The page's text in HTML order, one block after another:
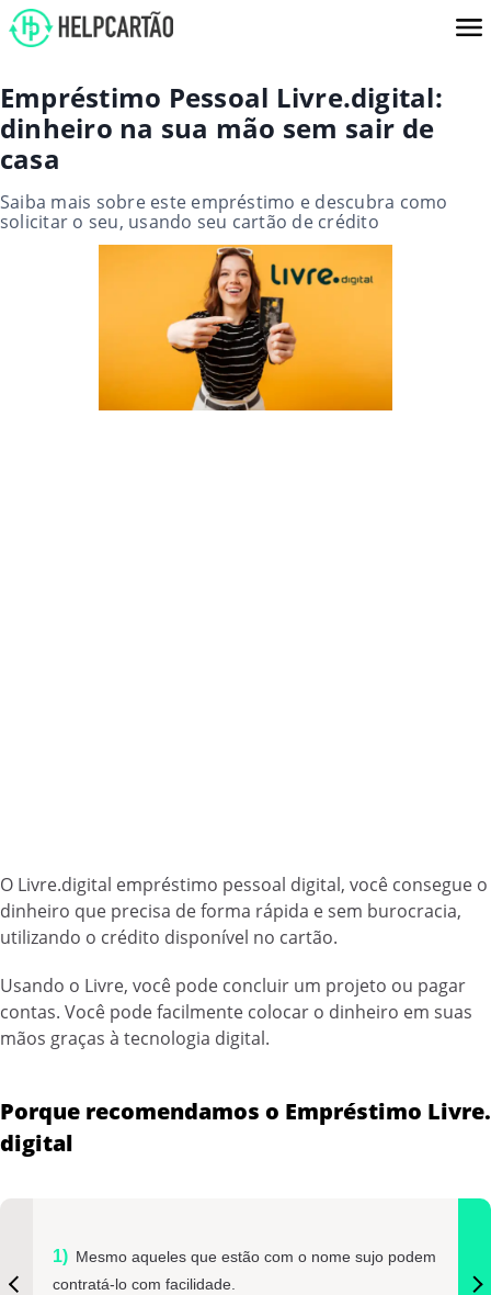
Empréstimo Pessoal Livre.digital:
dinheiro na sua mão sem sair de
casa
Saiba mais sobre este empréstimo e descubra como
solicitar o seu, usando seu cartão de crédito
O Livre.digital empréstimo pessoal digital, você consegue o
dinheiro que precisa de forma rápida e sem burocracia,
utilizando o crédito disponível no cartão.
Usando o Livre, você pode concluir um projeto ou pagar
contas. Você pode facilmente colocar o dinheiro em suas
mãos graças à tecnologia digital.
Porque recomendamos o Empréstimo Livre.
digital
Mesmo aqueles que estão com o nome sujo podem
contratá-lo com facilidade.